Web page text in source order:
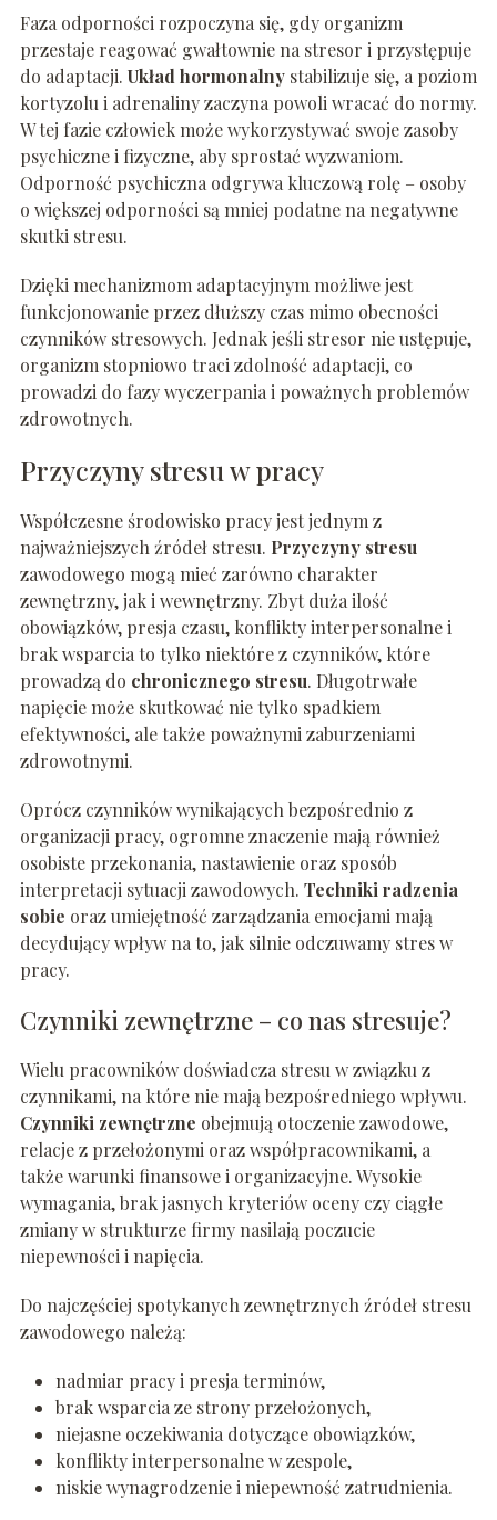
Faza odporności rozpoczyna się, gdy organizm
przestaje reagować gwałtownie na stresor i przystępuje
do adaptacji. Układ hormonalnystabilizuje się, a poziom
kortyzolu i adrenaliny zaczyna powoli wracać do normy.
W tej fazie człowiek może wykorzystywać swoje zasoby
psychiczne i fizyczne, aby sprostać wyzwaniom.
Odporność psychiczna odgrywa kluczową rolę – osoby
o większej odporności są mniej podatne na negatywne
skutki stresu.
Dzięki mechanizmom adaptacyjnym możliwe jest
funkcjonowanie przez dłuższy czas mimo obecności
czynników stresowych. Jednak jeśli stresor nie ustępuje,
organizm stopniowo traci zdolność adaptacji, co
prowadzi do fazy wyczerpania i poważnych problemów
zdrowotnych.
Przyczyny stresu w pracy
Współczesne środowisko pracy jest jednym z
najważniejszych źródeł stresu. Przyczyny stresu
zawodowego mogą mieć zarówno charakter
zewnętrzny, jak i wewnętrzny. Zbyt duża ilość
obowiązków, presja czasu, konflikty interpersonalne i
brak wsparcia to tylko niektóre z czynników, które
prowadzą do chronicznego stresu. Długotrwałe
napięcie może skutkować nie tylko spadkiem
efektywności, ale także poważnymi zaburzeniami
zdrowotnymi.
Oprócz czynników wynikających bezpośrednio z
organizacji pracy, ogromne znaczenie mają również
osobiste przekonania, nastawienie oraz sposób
interpretacji sytuacji zawodowych. Techniki radzenia
sobie oraz umiejętność zarządzania emocjami mają
decydujący wpływ na to, jak silnie odczuwamy stres w
pracy.
Czynniki zewnętrzne – co nas stresuje?
Wielu pracowników doświadcza stresu w związku z
czynnikami, na które nie mają bezpośredniego wpływu.
Czynniki zewnętrzne obejmują otoczenie zawodowe,
relacje z przełożonymi oraz współpracownikami, a
także warunki finansowe i organizacyjne. Wysokie
wymagania, brak jasnych kryteriów oceny czy ciągłe
zmiany w strukturze firmy nasilają poczucie
niepewności i napięcia.
Do najczęściej spotykanych zewnętrznych źródeł stresu
zawodowego należą:
nadmiar pracy i presja terminów,
brak wsparcia ze strony przełożonych,
niejasne oczekiwania dotyczące obowiązków,
konflikty interpersonalne w zespole,
niskie wynagrodzenie i niepewność zatrudnienia.